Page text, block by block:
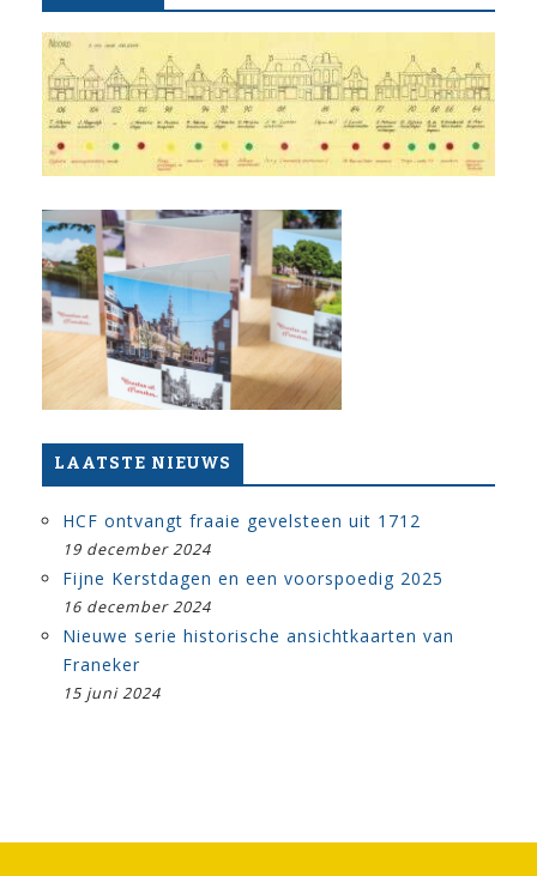
LAATSTE NIEUWS
HCF ontvangt fraaie gevelsteen uit 1712
19 december 2024
Fijne Kerstdagen en een voorspoedig 2025
16 december 2024
Nieuwe serie historische ansichtkaarten van
Franeker
15 juni 2024